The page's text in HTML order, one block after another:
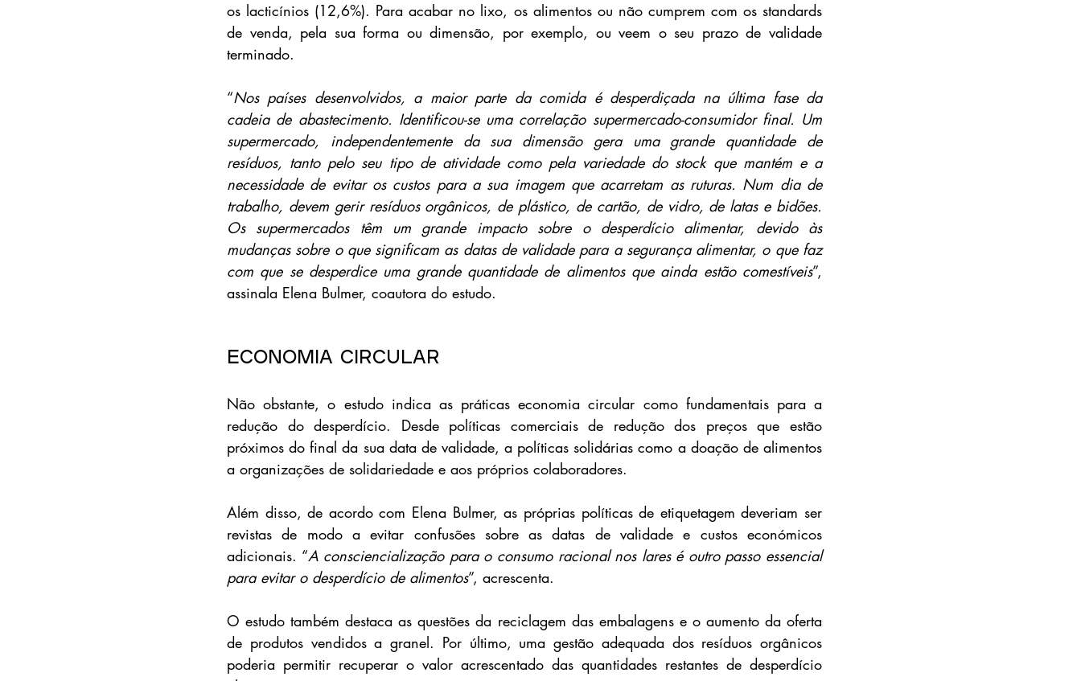
os lacticínios (12,6%). Para acabar no lixo, os alimentos ou não cumprem com os standards
de venda, pela sua forma ou dimensão, por exemplo, ou veem o seu prazo de validade
terminado.
“Nos países desenvolvidos, a maior parte da comida é desperdiçada na última fase da
cadeia de abastecimento. Identificou-se uma correlação supermercado-consumidor final. Um
supermercado, independentemente da sua dimensão gera uma grande quantidade de
resíduos, tanto pelo seu tipo de atividade como pela variedade do stock que mantém e a
necessidade de evitar os custos para a sua imagem que acarretam as ruturas. Num dia de
trabalho, devem gerir resíduos orgânicos, de plástico, de cartão, de vidro, de latas e bidões.
Os supermercados têm um grande impacto sobre o desperdício alimentar, devido às
mudanças sobre o que significam as datas de validade para a segurança alimentar, o que faz
com que se desperdice uma grande quantidade de alimentos que ainda estão comestíveis”,
assinala Elena Bulmer, coautora do estudo.
Economia circular
Não obstante, o estudo indica as práticas economia circular como fundamentais para a
redução do desperdício. Desde políticas comerciais de redução dos preços que estão
próximos do final da sua data de validade, a políticas solidárias como a doação de alimentos
a organizações de solidariedade e aos próprios colaboradores.
Além disso, de acordo com Elena Bulmer, as próprias políticas de etiquetagem deveriam ser
revistas de modo a evitar confusões sobre as datas de validade e custos económicos
adicionais. “A consciencialização para o consumo racional nos lares é outro passo essencial
para evitar o desperdício de alimentos”, acrescenta.
O estudo também destaca as questões da reciclagem das embalagens e o aumento da oferta
de produtos vendidos a granel. Por último, uma gestão adequada dos resíduos orgânicos
poderia permitir recuperar o valor acrescentado das quantidades restantes de desperdício